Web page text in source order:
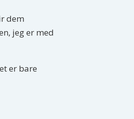
dem
jeg er med
er bare